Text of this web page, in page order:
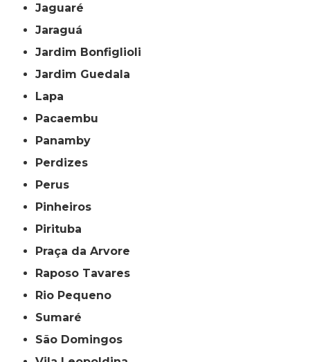
Jaguaré
Jaraguá
Jardim Bonfiglioli
Jardim Guedala
Lapa
Pacaembu
Panamby
Perdizes
Perus
Pinheiros
Pirituba
Praça da Arvore
Raposo Tavares
Rio Pequeno
Sumaré
São Domingos